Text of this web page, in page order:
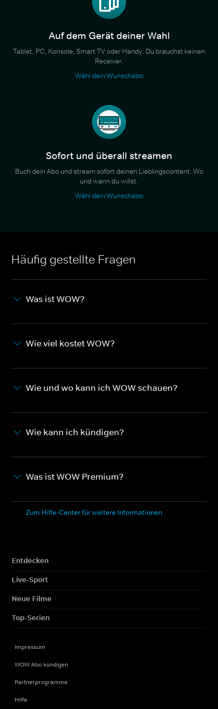
Auf dem Gerät deiner Wahl
Tablet, PC, Konsole, Smart TV oder Handy. Du brauchst keinen
Receiver.
Wähl dein Wunschabo
Sofort und überall streamen
Buch dein Abo und stream sofort deinen Lieblingscontent. Wo
und wann du willst.
Wähl dein Wunschabo
Häufig gestellte Fragen
Was ist WOW?
Wie viel kostet WOW?
Wie und wo kann ich WOW schauen?
Wie kann ich kündigen?
Was ist WOW Premium?
Zum Hilfe-Center für weitere Informationen
Entdecken
Live-Sport
Neue Filme
Top-Serien
Impressum
WOW Abo kündigen
Partnerprogramme
Hilfe